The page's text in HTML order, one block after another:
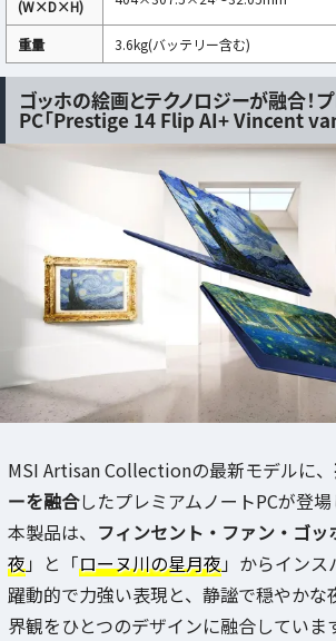
(W×D×H)
重量 3.6kg(バッテリー含む)
ゴッホの絵画とテクノロジーが融合！
PC「Prestige 14 Flip AI+ Vincent
MSI Artisan Collectionの最新モデルに、
ーを融合したプレミアムノートPCが登場
本製品は、 フィンセント・ファン・ゴッ
夜」と「ローヌ川の星月夜」からインス
躍動的で力強い表現と、静謐で穏やかな
界観をひとつのデザインに融合していま